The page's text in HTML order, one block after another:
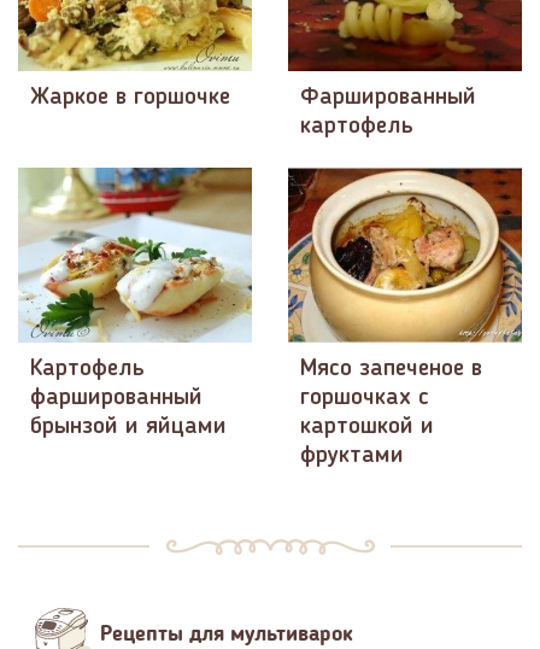
Жаркое в горшочке
Фаршированный
картофель
Картофель
фаршированный
брынзой и яйцами
Мясо запеченое в
горшочках с
картошкой и
фруктами
Рецепты для мультиварок